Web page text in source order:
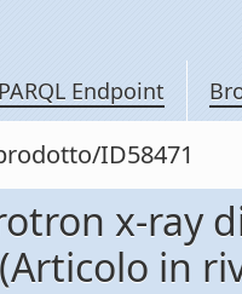
Endpoint
ID58471
x-ray
in